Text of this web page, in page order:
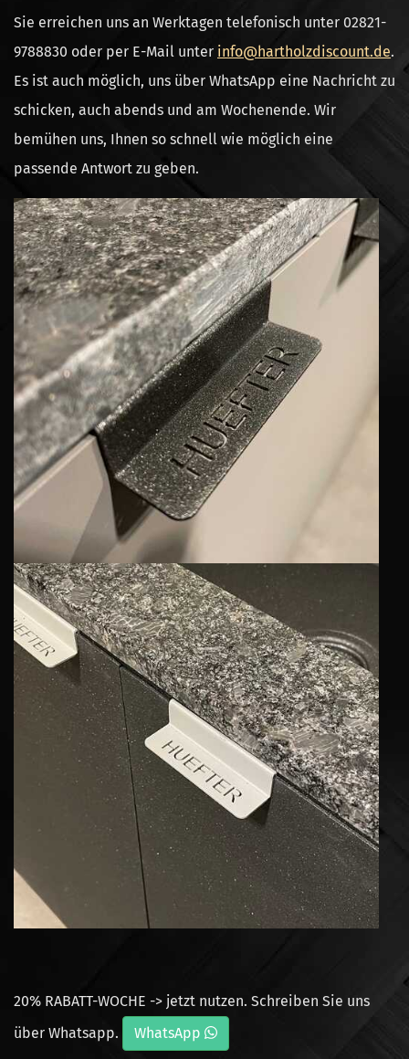
Sie erreichen uns an Werktagen telefonisch unter 02821-
9788830 oder per E-Mail unter info@hartholzdiscount.de.
Es ist auch möglich, uns über WhatsApp eine Nachricht zu
schicken, auch abends und am Wochenende. Wir
bemühen uns, Ihnen so schnell wie möglich eine
passende Antwort zu geben.
20% RABATT-WOCHE -> jetzt nutzen. Schreiben Sie uns
über Whatsapp.
WhatsApp